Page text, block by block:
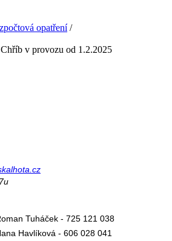
opatření /
v provozu od 1.2.2025
Tuháček - 725 121 038
Havlíková - 606 028 041